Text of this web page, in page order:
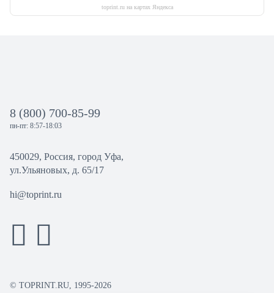
toprint.ru на картах Яндекса
8 (800) 700-85-99
пн-пт: 8:57-18:03
450029, Россия, город Уфа,
ул.Ульяновых, д. 65/17
hi@toprint.ru
© TOPRINT.RU, 1995-2026